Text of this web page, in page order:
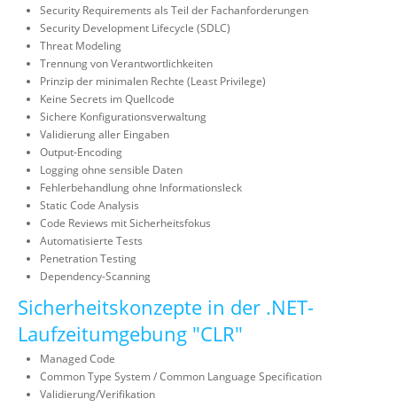
Security Requirements als Teil der Fachanforderungen
Security Development Lifecycle (SDLC)
Threat Modeling
Trennung von Verantwortlichkeiten
Prinzip der minimalen Rechte (Least Privilege)
Keine Secrets im Quellcode
Sichere Konfigurationsverwaltung
Validierung aller Eingaben
Output-Encoding
Logging ohne sensible Daten
Fehlerbehandlung ohne Informationsleck
Static Code Analysis
Code Reviews mit Sicherheitsfokus
Automatisierte Tests
Penetration Testing
Dependency-Scanning
Sicherheitskonzepte in der .NET-
Laufzeitumgebung "CLR"
Managed Code
Common Type System / Common Language Specification
Validierung/Verifikation